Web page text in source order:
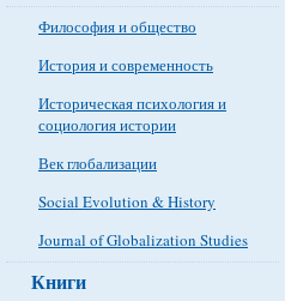
Философия и общество
История и современность
Историческая психология и
социология истории
Век глобализации
Social Evolution & History
Journal of Globalization Studies
Книги